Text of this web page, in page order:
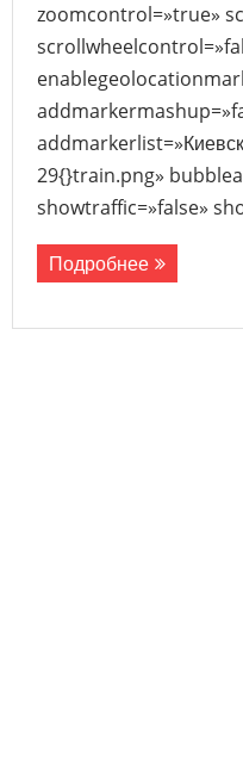
zoomcontrol=»true»
29{}train.png»
showtraffic=»false»
Подробнее